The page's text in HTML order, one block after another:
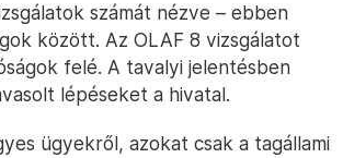
számát nézve – ebben
között. Az OLAF 8 vizsgálatot
felé. A tavalyi jelentésben
lépéseket a hivatal.
ügyekről, azokat csak a tagállami